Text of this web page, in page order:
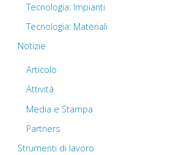
Tecnologia: Impianti
Tecnologia: Materiali
Notizie
Articolo
Attività
Media e Stampa
Partners
Strumenti di lavoro